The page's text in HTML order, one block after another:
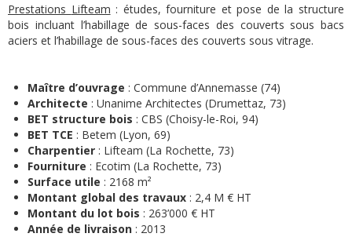
Prestations Lifteam : études, fourniture et pose de la structure
bois incluant l’habillage de sous-faces des couverts sous bacs
aciers et l’habillage de sous-faces des couverts sous vitrage.
Maître d’ouvrage : Commune d’Annemasse (74)
Architecte : Unanime Architectes (Drumettaz, 73)
BET structure bois : CBS (Choisy-le-Roi, 94)
BET TCE : Betem (Lyon, 69)
Charpentier : Lifteam (La Rochette, 73)
Fourniture : Ecotim (La Rochette, 73)
Surface utile : 2168 m²
Montant global des travaux : 2,4 M € HT
Montant du lot bois : 263’000 € HT
Année de livraison : 2013